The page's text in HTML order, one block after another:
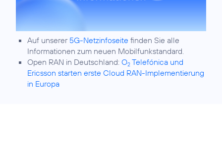
Auf unserer 5G-Netzinfoseite finden Sie alle
Informationen zum neuen Mobilfunkstandard.
Open RAN in Deutschland: O2 Telefónica und
Ericsson starten erste Cloud RAN-Implementierung
in Europa